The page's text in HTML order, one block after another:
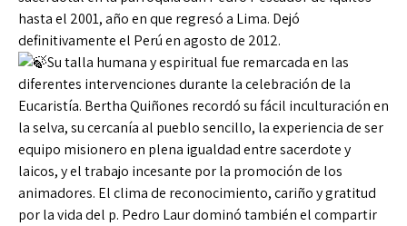
hasta el 2001, año en que regresó a Lima. Dejó
definitivamente el Perú en agosto de 2012.
Su talla humana y espiritual fue remarcada en las
diferentes intervenciones durante la celebración de la
Eucaristía. Bertha Quiñones recordó su fácil inculturación en
la selva, su cercanía al pueblo sencillo, la experiencia de ser
equipo misionero en plena igualdad entre sacerdote y
laicos, y el trabajo incesante por la promoción de los
animadores. El clima de reconocimiento, cariño y gratitud
por la vida del p. Pedro Laur dominó también el compartir